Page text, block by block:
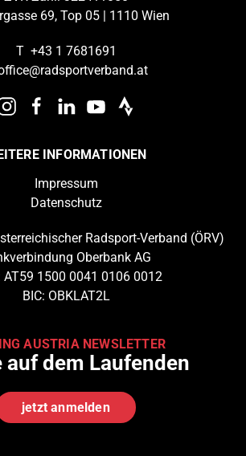
69, Top 05 | 1110 Wien
T +43 1 7681691
INFORMATIONEN
Impressum
Datenschutz
Radsport-Verband (ÖRV)
Oberbank AG
AT59 1500 0041 0106 0012
BIC: OBKLAT2L
AUSTRIA NEWSLETTER
auf dem Laufenden
jetzt anmelden